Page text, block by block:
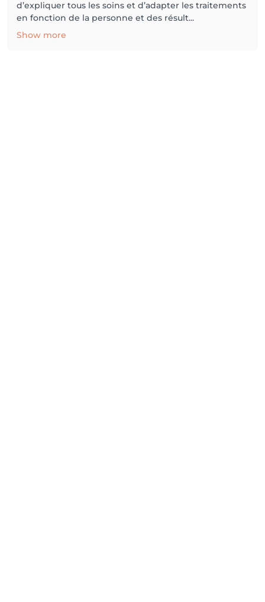
d’expliquer tous les soins et d’adapter les traitements
en fonction de la personne et des résult...
Show more